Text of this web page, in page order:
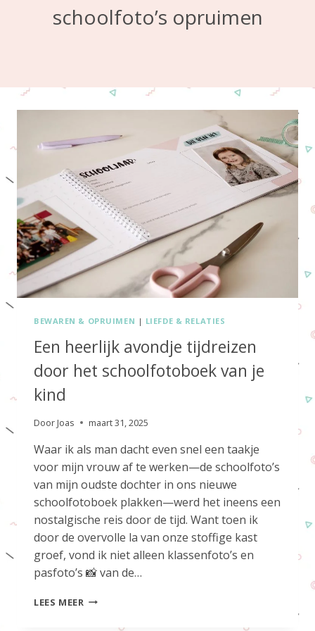
schoolfoto’s opruimen
BEWAREN & OPRUIMEN | LIEFDE & RELATIES
Een heerlijk avondje tijdreizen
door het schoolfotoboek van je
kind
Door Joas maart 31, 2025
Waar ik als man dacht even snel een taakje
voor mijn vrouw af te werken—de schoolfoto’s
van mijn oudste dochter in ons nieuwe
schoolfotoboek plakken—werd het ineens een
nostalgische reis door de tijd. Want toen ik
door de overvolle la van onze stoffige kast
groef, vond ik niet alleen klassenfoto’s en
pasfoto’s 📸 van de…
LEES MEER EEN
AVONDJE